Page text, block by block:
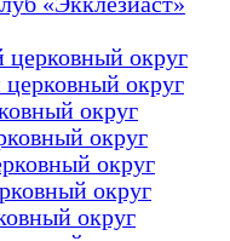
округ
округ
округ
округ
округ
округ
округ